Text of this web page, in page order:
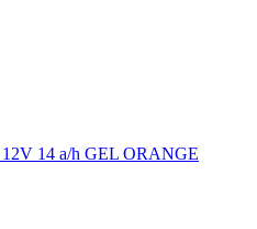
14 a/h GEL ORANGE